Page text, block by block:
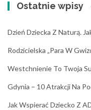
Ostatnie wpisy
Dzień Dziecka Z Naturą.
Rodzicielska „para W
Westchnienie To Twoja
Gdynia – 10 Atrakcji Na
Jak Wspierać Dziecko Z